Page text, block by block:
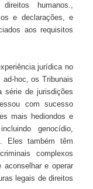
humanos.,
e declarações, e
aos requisitos
jurídica no
ad-hoc, os Tribunais
série de jurisdições
com sucesso
mais hediondos e
genocídio,
Eles também têm
complexos
aconselhar e operar
legais de direitos